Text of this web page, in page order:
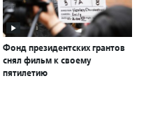
Фонд президентских грантов
снял фильм к своему
пятилетию